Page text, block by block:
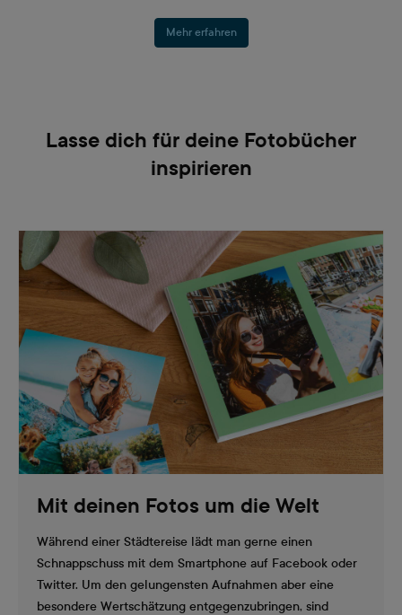
Mehr erfahren
Lasse dich für deine Fotobücher
inspirieren
Mit deinen Fotos um die Welt
Während einer Städtereise lädt man gerne einen
Schnappschuss mit dem Smartphone auf Facebook oder
Twitter. Um den gelungensten Aufnahmen aber eine
besondere Wertschätzung entgegenzubringen, sind